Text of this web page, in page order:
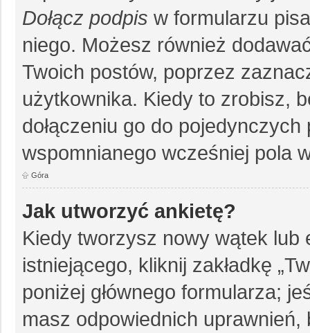
Dołącz podpis w formularzu
niego. Możesz również
Twoich postów, poprzez
użytkownika. Kiedy to zrobisz,
dołączeniu go do
wspomnianego wcześniej pola
Góra
Jak utworzyć ankietę?
Kiedy tworzysz nowy wątek
istniejącego, kliknij zakładkę
poniżej głównego formularza;
masz odpowiednich uprawnień,